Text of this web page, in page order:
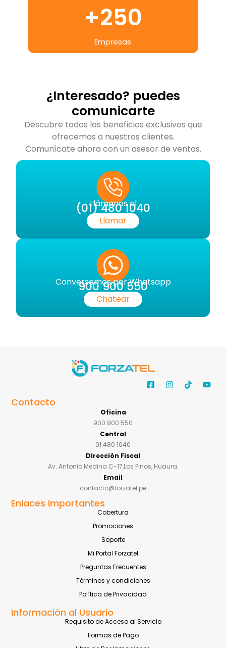
Empresas
+250
¿Interesado? puedes
comunicarte
Descubre todos los beneficios exclusivos que
ofrecemos a nuestros clientes.
Comunícate ahora con un asesor de ventas.
Llámanos al
(01) 480 1040
Llamar
Conversemos por Whatsapp
900 900 550
Chatear
Contacto
Oficina
900 900 550
Central
01 480 1040
Dirección Fiscal
Av. Antonio Medina C-17,Los Pinos, Huaura.
Email
contacto@forzatel.pe
Enlaces Importantes
Cobertura
Promociones
Soporte
Mi Portal Forzatel
Preguntas Frecuentes
Términos y condiciones
Política de Privacidad
Información al Usuario
Requisito de Acceso al Servicio
Formas de Pago